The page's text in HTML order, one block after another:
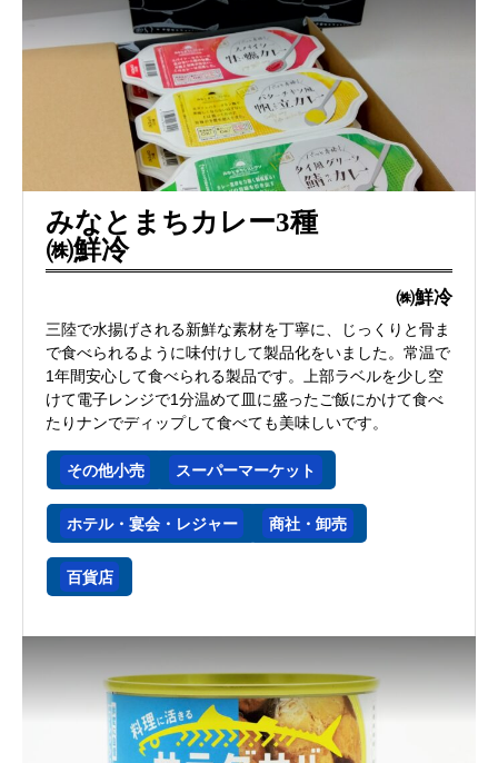
みなとまちカレー3種
㈱鮮冷
㈱鮮冷
三陸で水揚げされる新鮮な素材を丁寧に、じっくりと骨ま
で食べられるように味付けして製品化をいました。常温で
1年間安心して食べられる製品です。上部ラベルを少し空
けて電子レンジで1分温めて皿に盛ったご飯にかけて食べ
たりナンでディップして食べても美味しいです。
その他小売 スーパーマーケット
ホテル・宴会・レジャー 商社・卸売
百貨店